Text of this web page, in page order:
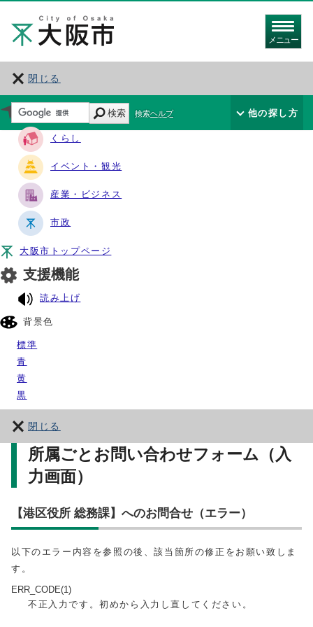
メニュー
閉じる
サイト・ナビ
くらし
イベント・観光
産業・ビジネス
市政
大阪市トップページ
支援機能
読み上げ
背景色
標準
青
黄
黒
閉じる
検索 検索ヘルプ 他の探し方
所属ごとお問い合わせフォーム（入
力画面）
【港区役所 総務課】へのお問合せ（エラー）
以下のエラー内容を参照の後、該当箇所の修正をお願い致しま
す。
ERR_CODE(1)
不正入力です。初めから入力し直してください。